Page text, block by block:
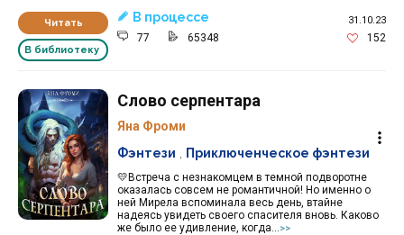
Читать
В библиотеку
В процессе 31.10.23
77 65348 152
Слово серпентара
Яна Фроми
💛Встреча с незнакомцем в темной подворотне
оказалась совсем не романтичной! Но именно о
ней Мирела вспоминала весь день, втайне
надеясь увидеть своего спасителя вновь. Каково
же было ее удивление, когда...
>>
Фэнтези Приключенческое фэнтези